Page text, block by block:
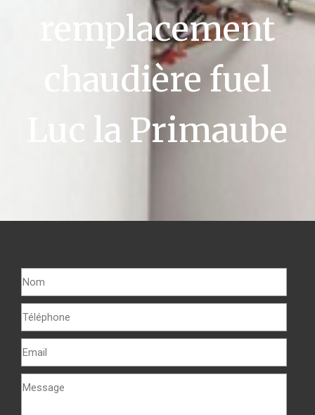
remplacement
chaudière fuel
Luc la Primaube